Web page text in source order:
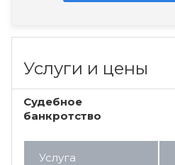
Услуги и цены
Судебное
банкротство
Услуга